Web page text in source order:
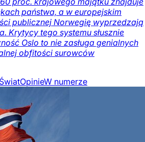
państwa, a w europejskim
publicznej Norwegię wyprzedzają
Krytycy tego systemu słusznie
Oslo to nie zasługa genialnych
obfitości surowców
ŚwiatOpinieW numerze